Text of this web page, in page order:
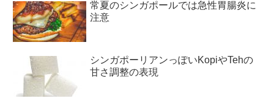
常夏のシンガポールでは急性胃腸炎に
注意
シンガポーリアンっぽいKopiやTehの
甘さ調整の表現